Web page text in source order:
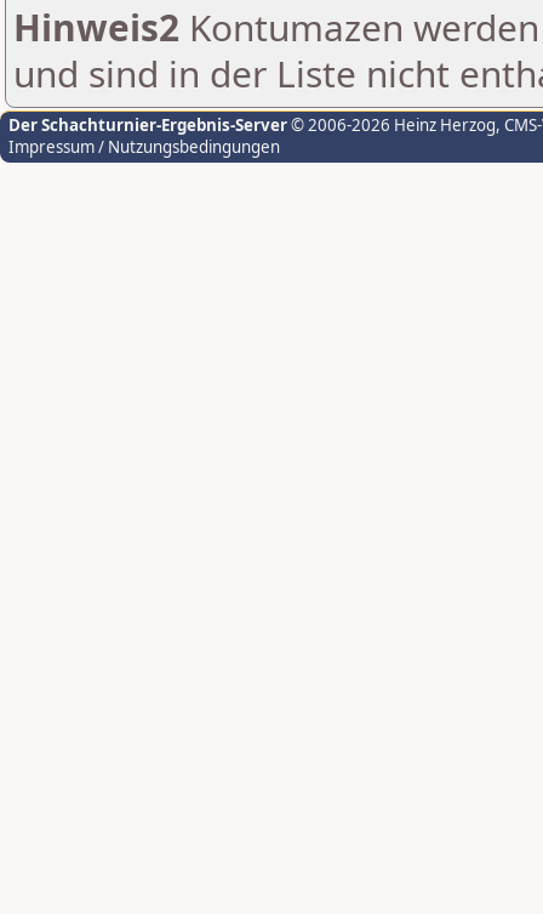
Hinweis2 Kontumazen
und sind in der Liste nicht
Der Schachturnier-Ergebnis-Server© 2006-2026 Heinz Herzog,
Impressum / Nutzungsbedingungen